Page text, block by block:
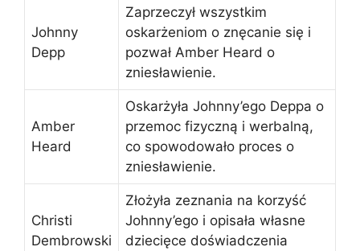
Johnny
Depp
Zaprzeczył wszystkim
oskarżeniom o znęcanie się i
pozwał Amber Heard o
zniesławienie.
Amber
Heard
Oskarżyła Johnny’ego Deppa o
przemoc fizyczną i werbalną,
co spowodowało proces o
zniesławienie.
Christi
Dembrowski
Złożyła zeznania na korzyść
Johnny’ego i opisała własne
dziecięce doświadczenia